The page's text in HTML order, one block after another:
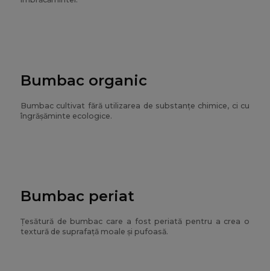
Bumbac organic
Bumbac cultivat fără utilizarea de substanțe chimice, ci cu
îngrășăminte ecologice.
Bumbac periat
Țesătură de bumbac care a fost periată pentru a crea o
textură de suprafață moale și pufoasă.